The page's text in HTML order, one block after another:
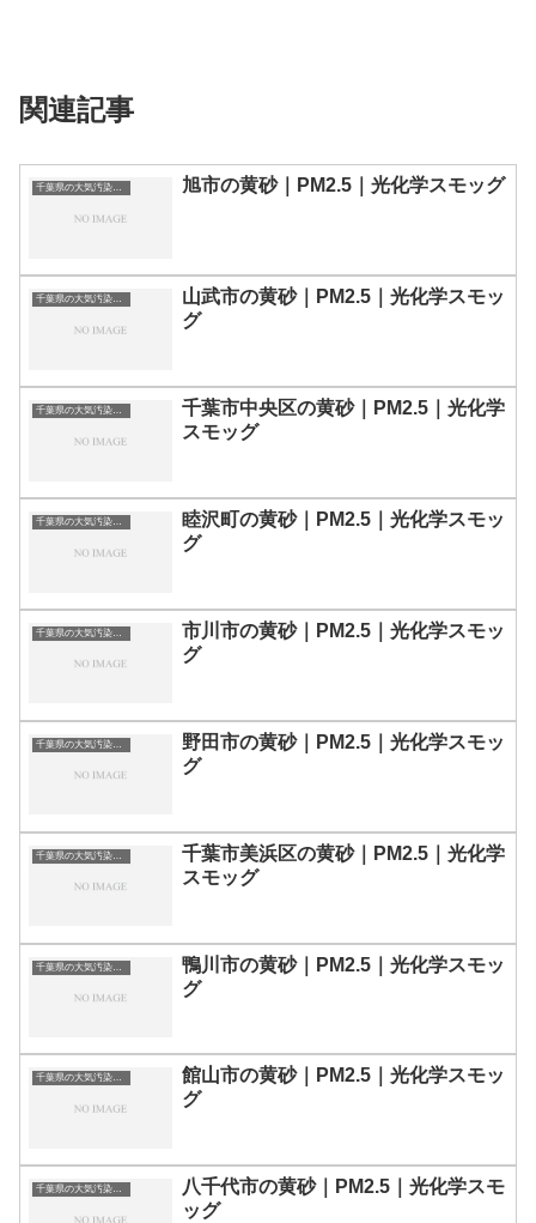
関連記事
千葉県の大気汚染・PM2.5・黄砂・エアロゾルの数値 旭市の黄砂｜PM2.5｜光化学スモッグ
千葉県の大気汚染・PM2.5・黄砂・エアロゾルの数値
山武市の黄砂｜PM2.5｜光化学スモッ
グ
千葉県の大気汚染・PM2.5・黄砂・エアロゾルの数値
千葉市中央区の黄砂｜PM2.5｜光化学
スモッグ
千葉県の大気汚染・PM2.5・黄砂・エアロゾルの数値
睦沢町の黄砂｜PM2.5｜光化学スモッ
グ
千葉県の大気汚染・PM2.5・黄砂・エアロゾルの数値
市川市の黄砂｜PM2.5｜光化学スモッ
グ
千葉県の大気汚染・PM2.5・黄砂・エアロゾルの数値
野田市の黄砂｜PM2.5｜光化学スモッ
グ
千葉県の大気汚染・PM2.5・黄砂・エアロゾルの数値
千葉市美浜区の黄砂｜PM2.5｜光化学
スモッグ
千葉県の大気汚染・PM2.5・黄砂・エアロゾルの数値
鴨川市の黄砂｜PM2.5｜光化学スモッ
グ
千葉県の大気汚染・PM2.5・黄砂・エアロゾルの数値
館山市の黄砂｜PM2.5｜光化学スモッ
グ
千葉県の大気汚染・PM2.5・黄砂・エアロゾルの数値
八千代市の黄砂｜PM2.5｜光化学スモ
ッグ